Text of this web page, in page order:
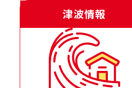
津波情報